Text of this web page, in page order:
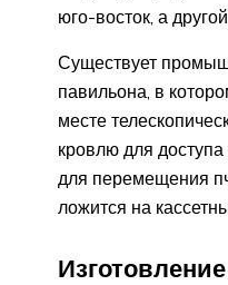
юго-восток, а
Существует
павильона, в
месте
кровлю для доступа
для перемещения
ложится на